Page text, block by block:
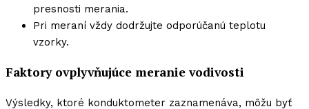
presnosti merania.
Pri meraní vždy dodržujte odporúčanú teplotu
vzorky.
Faktory ovplyvňujúce meranie vodivosti
Výsledky, ktoré konduktometer zaznamenáva, môžu byť